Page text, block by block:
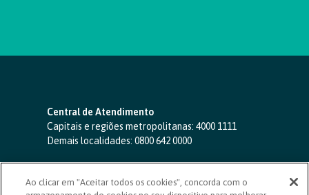
Central de Atendimento
Capitais e regiões metropolitanas: 4000 1111
Demais localidades: 0800 642 0000
SAC 24 horas-0800 724 4420
Ouvidoria
Ao clicar em "Aceitar todos os cookies", concorda com o